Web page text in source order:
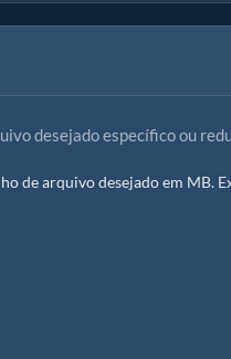
desejado específico ou
de arquivo desejado em MB.